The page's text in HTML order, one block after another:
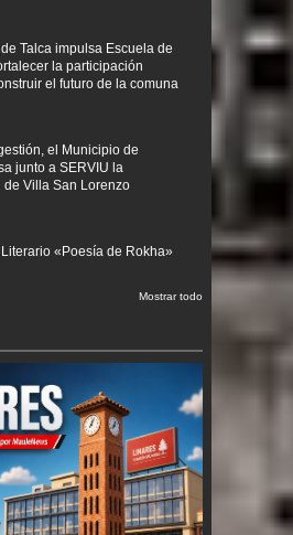
Talca impulsa Escuela de
la participación
el futuro de la comuna
el Municipio de
junto a SERVIU la
de Villa San Lorenzo
«Poesía de Rokha»
Mostrar todo